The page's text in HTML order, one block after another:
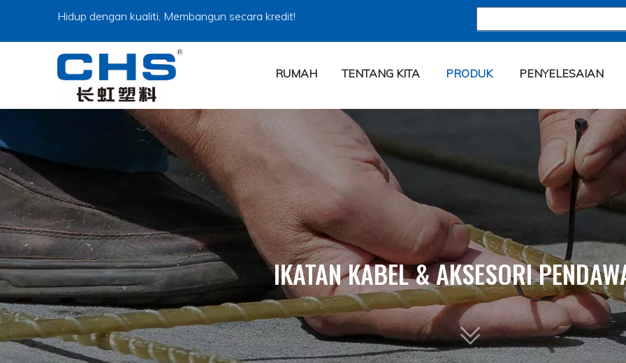
Hidup dengan kualiti, Membangun secara kredit!
RUMAH TENTANG KITA PRODUK PENYELESAIAN
IKATAN KABEL & AKSESORI